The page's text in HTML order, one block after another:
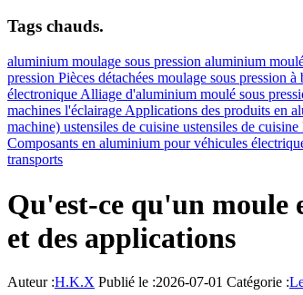
Tags chauds.
aluminium moulage sous pression aluminium
pression Pièces détachées moulage sous pression à
électronique Alliage d'aluminium moulé sous
machines l'éclairage Applications des produits en
machine) ustensiles de cuisine ustensiles de cuisine
Composants en aluminium pour véhicules
transports
Qu'est-ce qu'un
et des applications
Auteur :H.K.X Publié le :2026-07-01 Catégorie :